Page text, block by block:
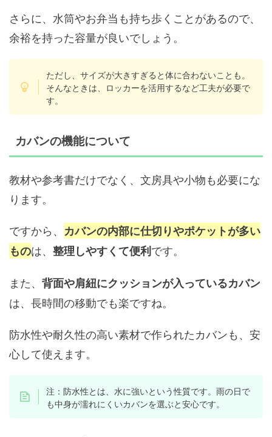
さらに、水筒やお弁当も持ち歩くことがあるので、
余裕を持った容量が良いでしょう。
ただし、サイズが大きすぎると体に合わないことも。
そんなときは、ロッカーを活用するなど工夫が必要で
す。
カバンの機能について
教材や参考書だけでなく、文房具や小物も必要にな
ります。
ですから、 カバンの内部に仕切りやポケットが多い
ものは、 整理しやすくて便利です。
また、 背面や肩紐にクッションが入っているカバン
は、長時間の移動でも楽ですね。
防水性や耐久性の高い素材で作られたカバンも、安
心して使えます。
注：防水性とは、水に強いという性質です。雨の日で
も中身が濡れにくいカバンを選ぶと安心です。